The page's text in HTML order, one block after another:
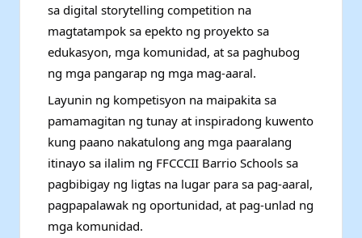
sa digital storytelling competition na
magtatampok sa epekto ng proyekto sa
edukasyon, mga komunidad, at sa paghubog
ng mga pangarap ng mga mag-aaral.
Layunin ng kompetisyon na maipakita sa
pamamagitan ng tunay at inspiradong kuwento
kung paano nakatulong ang mga paaralang
itinayo sa ilalim ng FFCCCII Barrio Schools sa
pagbibigay ng ligtas na lugar para sa pag-aaral,
pagpapalawak ng oportunidad, at pag-unlad ng
mga komunidad.